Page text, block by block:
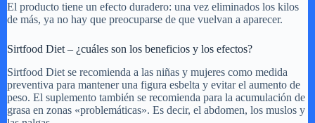
El producto tiene un efecto duradero: una vez eliminados los kilos
de más, ya no hay que preocuparse de que vuelvan a aparecer.
Sirtfood Diet – ¿cuáles son los beneficios y los efectos?
Sirtfood Diet se recomienda a las niñas y mujeres como medida
preventiva para mantener una figura esbelta y evitar el aumento de
peso. El suplemento también se recomienda para la acumulación de
grasa en zonas «problemáticas». Es decir, el abdomen, los muslos y